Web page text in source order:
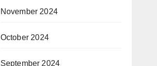
November 2024
October 2024
September 2024